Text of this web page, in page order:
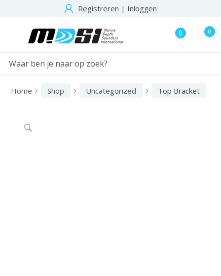
Registreren | Inloggen
0 0
Home Shop Uncategorized Top Bracket